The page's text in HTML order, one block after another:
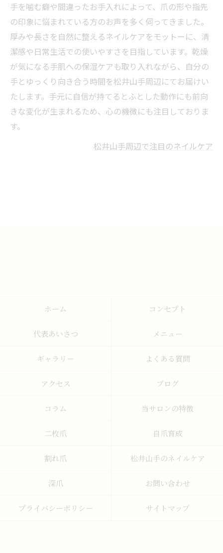
手を噛む癖や間違ったお手入れによって、爪の形や指先
の印象に悩まれている方のお声を多く伺ってきました。
厚みや長さを自然に整えるネイルケアをモットーに、清
潔感や日常生活での使いやすさを目指しています。乾燥
が気になる手肌への保湿ケアも取り入れながら、自分の
手とゆっくり向き合う時間を松井山手周辺にてお届けい
たします。手元に自信が持てるとふとした動作にも前向
きな変化が生まれるため、心の機微にも注目しておりま
す。
松井山手周辺で注目のネイルケア
ホーム コンセプト
代表あいさつ メニュー
ギャラリー よくある質問
アクセス ブログ
コラム 当サロンの特徴
二枚爪 自爪育成
割れ爪 松井山手のネイルケア
深爪 お問い合わせ
プライバシーポリシー サイトマップ